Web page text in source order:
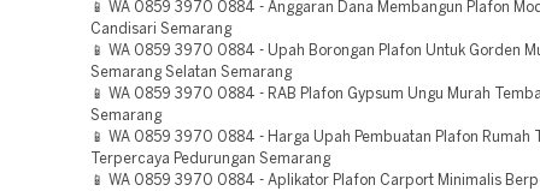
📱 WA 0859 3970 0884 - Anggaran Dana Membangun Plafon
Candisari Semarang
📱 WA 0859 3970 0884 - Upah Borongan Plafon Untuk Gorden
Semarang Selatan Semarang
📱 WA 0859 3970 0884 - RAB Plafon Gypsum Ungu Murah
Semarang
📱 WA 0859 3970 0884 - Harga Upah Pembuatan Plafon Rumah
Terpercaya Pedurungan Semarang
📱 WA 0859 3970 0884 - Aplikator Plafon Carport Minimalis